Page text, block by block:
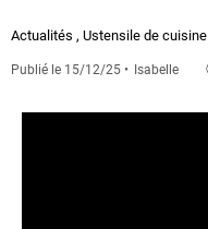
Actualités , Ustensile de cuisine
Publié le 15/12/25 Isabelle